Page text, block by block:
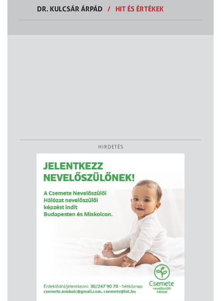
DR. KULCSÁR ÁRPÁD
/ HIT ÉS ÉRTÉKEK
HIRDETÉS